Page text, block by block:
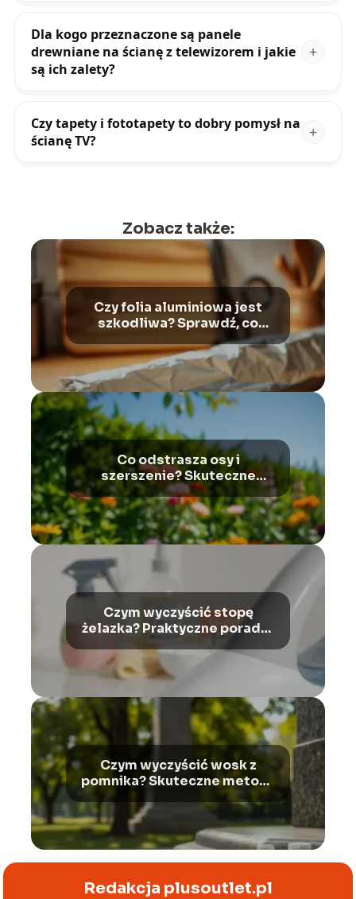
Dla kogo przeznaczone są panele
drewniane na ścianę z telewizorem i jakie
są ich zalety?
Czy tapety i fototapety to dobry pomysł na
ścianę TV?
Zobacz także:
Czy folia aluminiowa jest
szkodliwa? Sprawdź, co
mówią eksperci
Co odstrasza osy i
szerszenie? Skuteczne
metody na te owady
Czym wyczyścić stopę
żelazka? Praktyczne porady i
wskazówki
Czym wyczyścić wosk z
pomnika? Skuteczne metody
usuwania plam
Redakcja plusoutlet.pl